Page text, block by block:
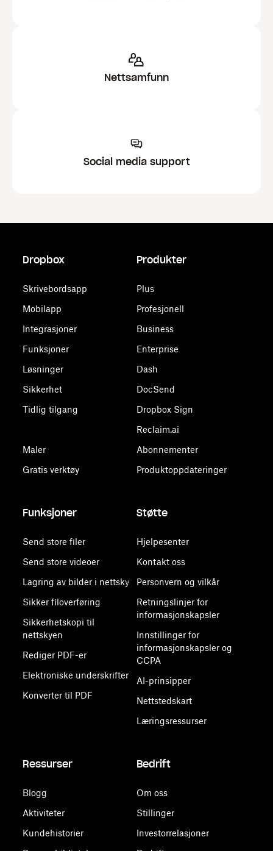
Nettsamfunn
Social media support
Dropbox
Skrivebordsapp
Mobilapp
Integrasjoner
Funksjoner
Løsninger
Sikkerhet
Tidlig tilgang
Maler
Gratis verktøy
Produkter
Plus
Profesjonell
Business
Enterprise
Dash
DocSend
Dropbox Sign
Reclaim.ai
Abonnementer
Produktoppdateringer
Funksjoner
Send store filer
Send store videoer
Lagring av bilder i nettsky
Sikker filoverføring
Sikkerhetskopi til
nettskyen
Rediger PDF-er
Elektroniske underskrifter
Konverter til PDF
Støtte
Hjelpesenter
Kontakt oss
Personvern og vilkår
Retningslinjer for
informasjonskapsler
Innstillinger for
informasjonskapsler og
CCPA
AI-prinsipper
Nettstedskart
Læringsressurser
Ressurser
Blogg
Aktiviteter
Kundehistorier
Bedrift
Om oss
Stillinger
Investorrelasjoner